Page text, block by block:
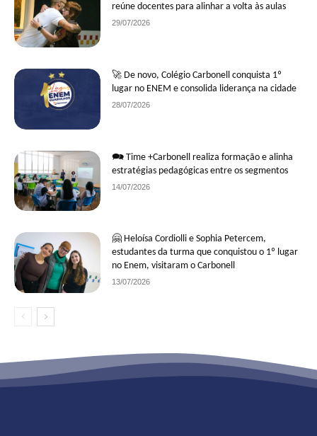
reúne docentes para alinhar a volta às aulas
29/07/2026
🚀 De novo, Colégio Carbonell conquista 1º
lugar no ENEM e consolida liderança na cidade
28/07/2026
🗪 Time +Carbonell realiza formação e alinha
estratégias pedagógicas entre os segmentos
14/07/2026
🤗 Heloísa Cordiolli e Sophia Petercem,
estudantes da turma que conquistou o 1º lugar
no Enem, visitaram o Carbonell
13/07/2026